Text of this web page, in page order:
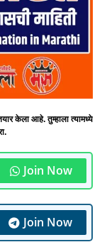
केला आहे. तुम्हाला त्यामध्ये
Join Now
Join Now